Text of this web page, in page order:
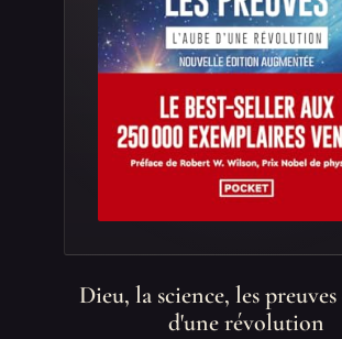
Dieu, la science, les
d'une révolution